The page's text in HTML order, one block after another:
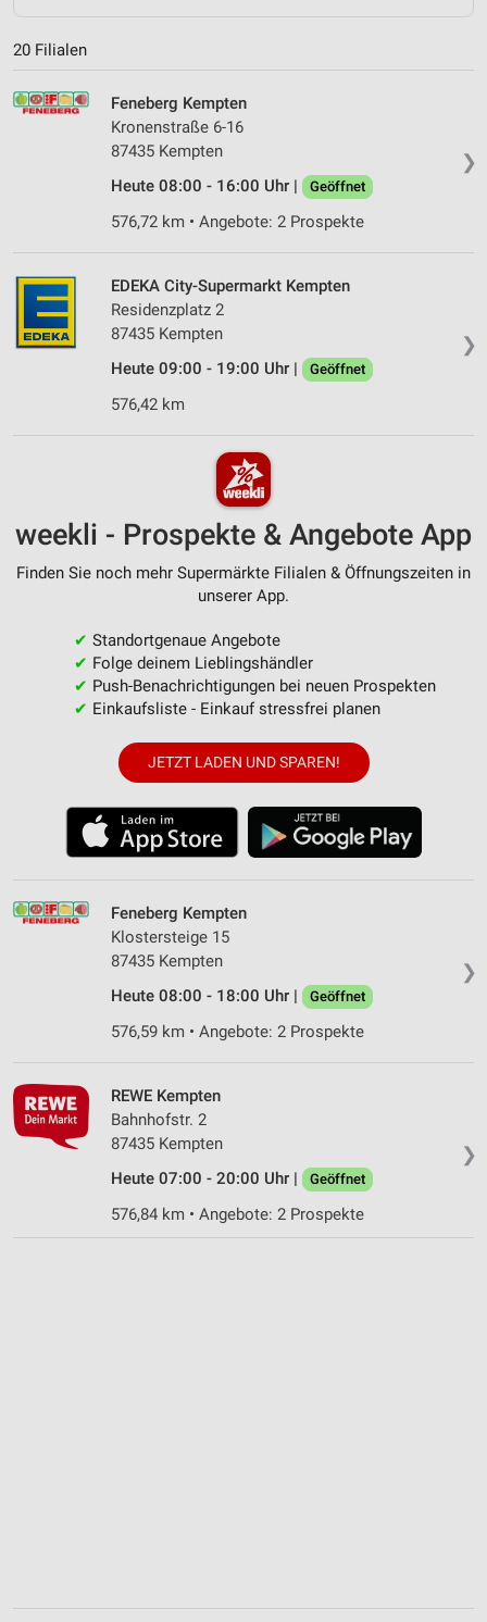
20 Filialen
❯
Feneberg Kempten
Kronenstraße 6-16
87435 Kempten
Heute 08:00 - 16:00 Uhr |
Geöffnet
576,72 km • Angebote: 2 Prospekte
❯
EDEKA City-Supermarkt Kempten
Residenzplatz 2
87435 Kempten
Heute 09:00 - 19:00 Uhr |
Geöffnet
576,42 km
weekli - Prospekte & Angebote App
Finden Sie noch mehr Supermärkte Filialen & Öffnungszeiten in
unserer App.
✔ Standortgenaue Angebote
✔ Folge deinem Lieblingshändler
✔ Push-Benachrichtigungen bei neuen Prospekten
✔ Einkaufsliste - Einkauf stressfrei planen
JETZT LADEN UND SPAREN!
❯
Feneberg Kempten
Klostersteige 15
87435 Kempten
Heute 08:00 - 18:00 Uhr |
Geöffnet
576,59 km • Angebote: 2 Prospekte
❯
REWE Kempten
Bahnhofstr. 2
87435 Kempten
Heute 07:00 - 20:00 Uhr |
Geöffnet
576,84 km • Angebote: 2 Prospekte